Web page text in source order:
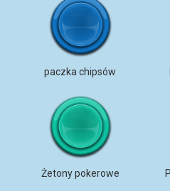
paczka chipsów
Żetony pokerowe